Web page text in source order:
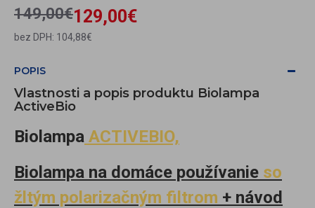
129,00€
149,00€
bez DPH: 104,88€
POPIS
Vlastnosti a popis produktu Biolampa
ActiveBio
Biolampa ACTIVEBIO,
Biolampa na domáce používanie so
žltým polarizačným filtrom + návod